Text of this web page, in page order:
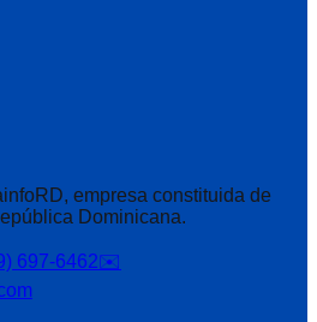
empresa constituida de
Dominicana.
697-6462✉️